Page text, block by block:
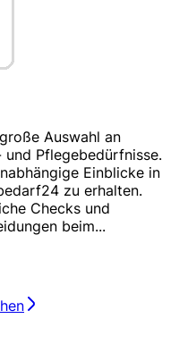
Auswahl an
Pflegebedürfnisse.
Einblicke in
zu erhalten.
Checks und
beim...